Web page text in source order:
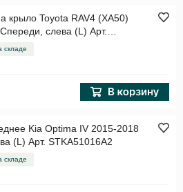
RAV4 (XA50)
слева (L) Арт.
складе
2015-2018
(L) Арт. STKA51016A2
складе